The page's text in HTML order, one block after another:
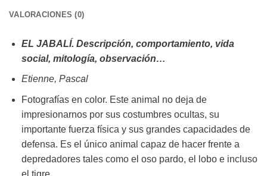
VALORACIONES (0)
EL JABALÍ. Descripción, comportamiento, vida
social, mitología, observación…
Etienne, Pascal
Fotografías en color. Este animal no deja de
impresionarnos por sus costumbres ocultas, su
importante fuerza física y sus grandes capacidades de
defensa. Es el único animal capaz de hacer frente a
depredadores tales como el oso pardo, el lobo e incluso
el tigre.